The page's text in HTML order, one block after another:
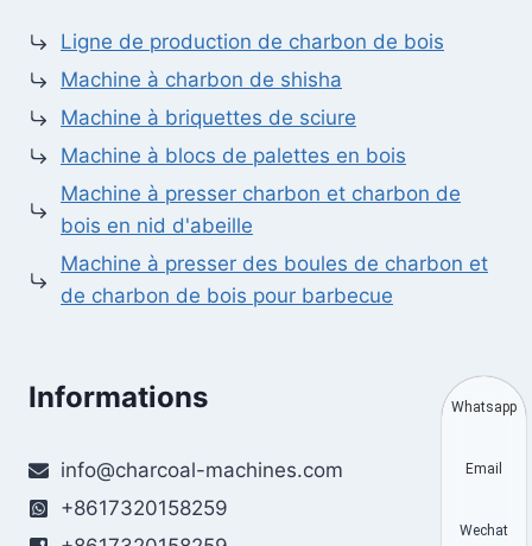
Ligne de production de charbon de bois
Machine à charbon de shisha
Machine à briquettes de sciure
Machine à blocs de palettes en bois
Machine à presser charbon et charbon de
bois en nid d'abeille
Machine à presser des boules de charbon et
de charbon de bois pour barbecue
Informations
info@charcoal-machines.com
+8617320158259
Whatsapp
Email
Wechat